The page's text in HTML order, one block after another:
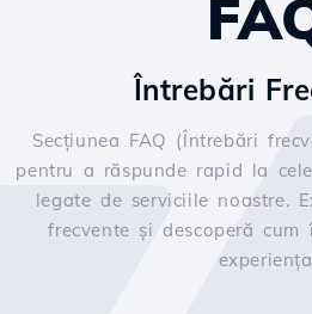
Întrebări
Secțiunea FAQ (Întrebări
pentru a răspunde rapid la
legate de serviciile noastre.
frecvente și descoperă